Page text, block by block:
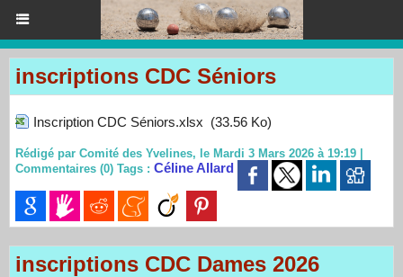
inscriptions CDC Séniors
Inscription CDC Séniors.xlsx (33.56 Ko)
Rédigé par Comité des Yvelines, le Mardi 3 Mars 2026 à 19:19
Commentaires (0) Tags : Céline Allard
inscriptions CDC Dames 2026